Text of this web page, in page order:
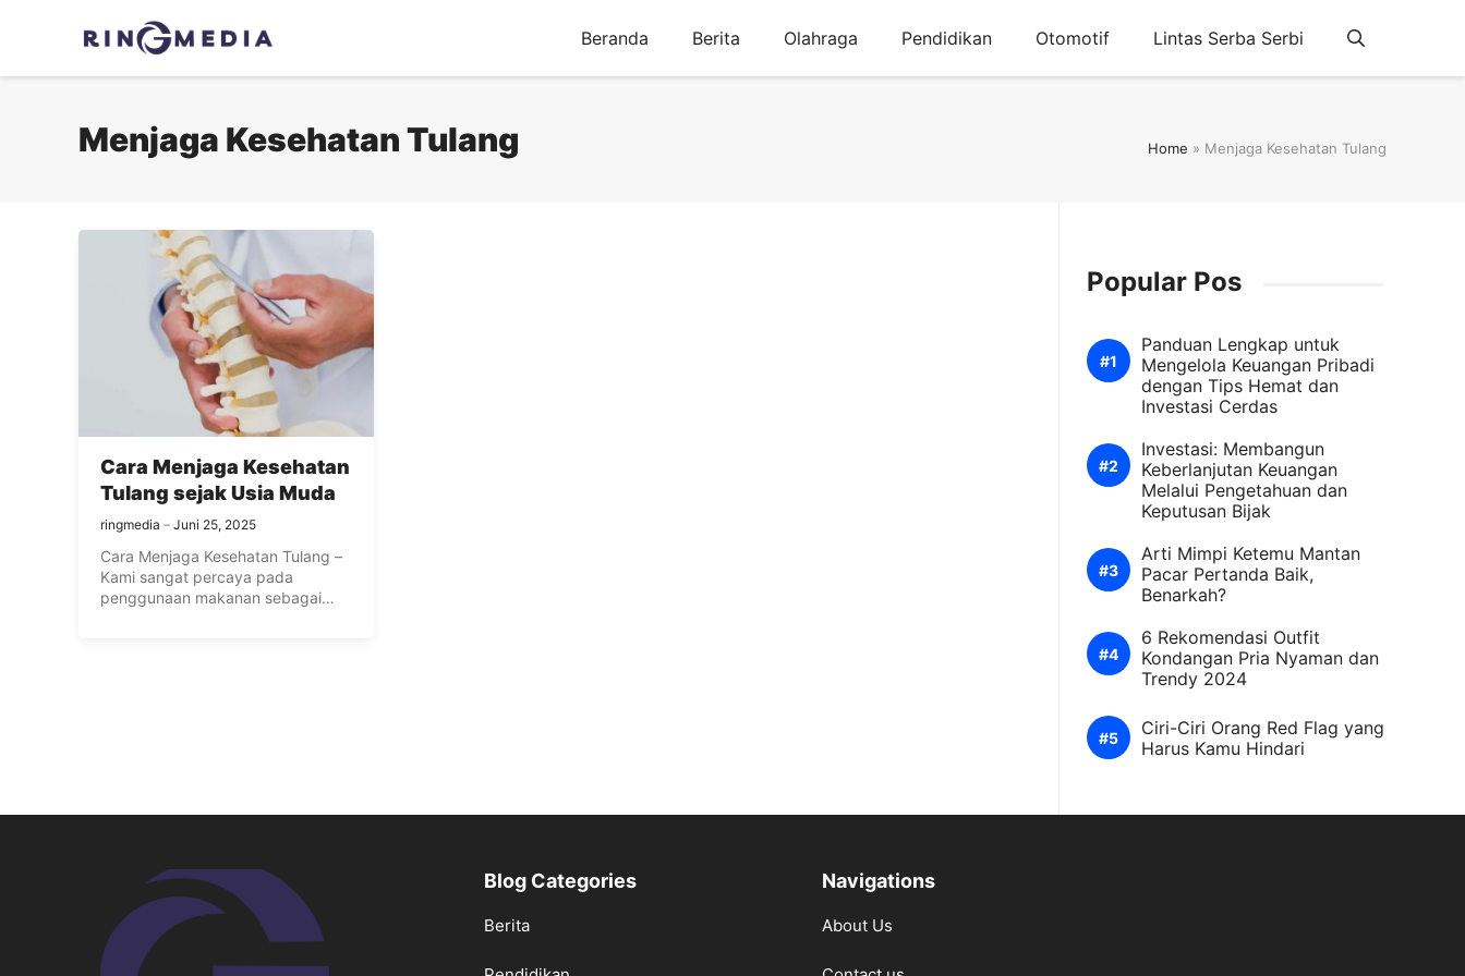
Beranda Berita Olahraga Pendidikan Otomotif Lintas Serba Serbi
Menjaga Kesehatan Tulang Home » Menjaga Kesehatan Tulang
Cara Menjaga Kesehatan
Tulang sejak Usia Muda
ringmedia Juni 25, 2025
Cara Menjaga Kesehatan Tulang –
Kami sangat percaya pada
penggunaan makanan sebagai
Popular Pos
Panduan Lengkap untuk
Mengelola Keuangan Pribadi
dengan Tips Hemat dan
Investasi Cerdas
Investasi: Membangun
Keberlanjutan Keuangan
Melalui Pengetahuan dan
Keputusan Bijak
Arti Mimpi Ketemu Mantan
Pacar Pertanda Baik,
Benarkah?
6 Rekomendasi Outfit
Kondangan Pria Nyaman dan
Trendy 2024
Ciri-Ciri Orang Red Flag yang
Harus Kamu Hindari
Blog Categories
Berita
Navigations
About Us